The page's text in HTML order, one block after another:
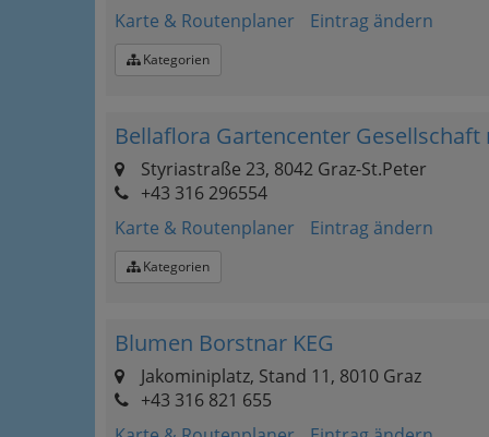
Karte & Routenplaner
Eintrag ändern
Kategorien
Bellaflora Gartencenter Gesellschaft
Styriastraße 23, 8042 Graz-St.Peter
+43 316 296554
Karte & Routenplaner
Eintrag ändern
Kategorien
Blumen Borstnar KEG
Jakominiplatz, Stand 11, 8010 Graz
+43 316 821 655